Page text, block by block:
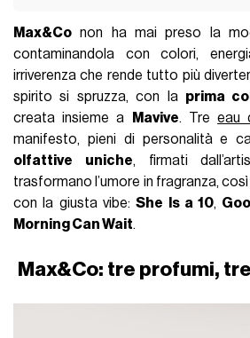
Max&Co non ha mai preso la
contaminandola con colori,
irriverenza che rende tutto più
spirito si spruzza, con la prima
creata insieme a
Mavive. Treeau
manifesto, pieni di personalità e
olfattive uniche, firmati
trasformano l’umore in fragranza,
con la giusta vibe:She Is a 10,
Morning Can Wait.
Max&Co: tre profumi,